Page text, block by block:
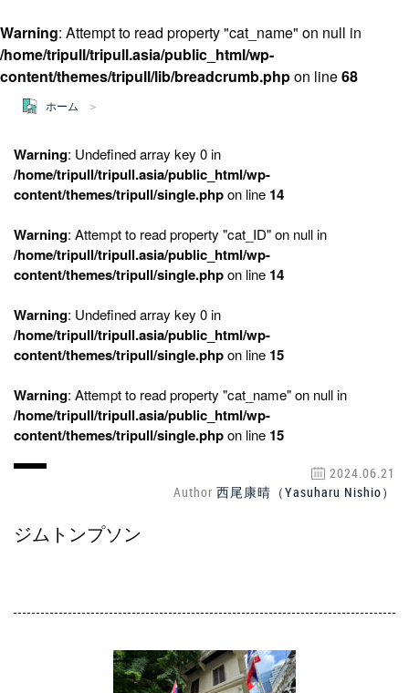
Warning: Attempt to read property "cat_name" on null in
/home/tripull/tripull.asia/public_html/wp-
content/themes/tripull/lib/breadcrumb.phpon line68
ホーム
Warning: Undefined array key 0 in
/home/tripull/tripull.asia/public_html/wp-
content/themes/tripull/single.phpon line 14
Warning: Attempt to read property "cat_ID" on null in
/home/tripull/tripull.asia/public_html/wp-
content/themes/tripull/single.phpon line 14
Warning: Undefined array key 0 in
/home/tripull/tripull.asia/public_html/wp-
content/themes/tripull/single.phpon line 15
Warning: Attempt to read property "cat_name" on null in
/home/tripull/tripull.asia/public_html/wp-
content/themes/tripull/single.phpon line 15
2024.06.21
Author 西尾康晴（Yasuharu Nishio）
ジムトンプソン